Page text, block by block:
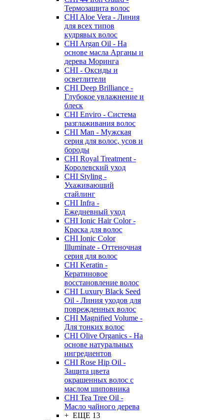
Термозащита волос
CHI Aloe Vera - Линия
для всех типов
кудрявых волос
CHI Argan Oil - На
основе масла Арганы и
дерева Моринга
CHI - Оксиды и
осветлители
CHI Deep Brilliance -
Глубокое увлажнение и
блеск
CHI Enviro - Система
разглаживания волос
CHI Man - Мужская
серия для волос, усов и
бороды
CHI Royal Treatment -
Королевский уход
CHI Styling -
Ухаживающий
стайлинг
CHI Infra -
Ежедневный уход
CHI Ionic Hair Color -
Краска для волос
CHI Ionic Color
Illuminate - Оттеночная
серия для волос
CHI Keratin -
Кератиновое
восстановление волос
CHI Luxury Black Seed
Oil - Линия уходов для
поврежденных волос
CHI Magnified Volume -
Для тонких волос
CHI Olive Organics - На
основе натуральных
ингредиентов
CHI Rose Hip Oil -
Защита цвета
окрашенных волос с
маслом шиповника
CHI Tea Tree Oil -
Масло чайного дерева
+ ЕЩЕ 13